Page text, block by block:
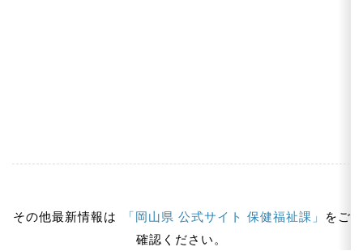
その他最新情報は 「岡山県 公式サイト 保健福祉課」
をご
確認ください。